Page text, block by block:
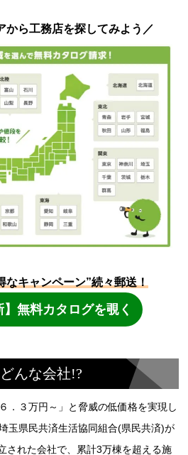
んな会社!?
．３万円～」と脅威の低価格を実現し
玉県民共済生活協同組合(県民共済)が
された会社で、累計3万棟を超える施